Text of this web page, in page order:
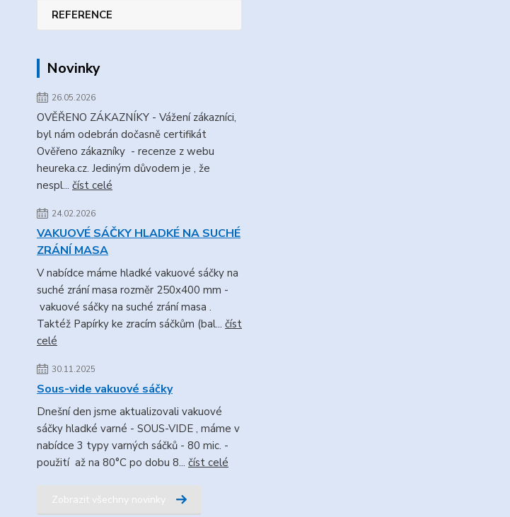
REFERENCE
Novinky
26.05.2026
OVĚŘENO ZÁKAZNÍKY - Vážení zákazníci,
byl nám odebrán dočasně certifikát
Ověřeno zákazníky - recenze z webu
heureka.cz. Jediným důvodem je , že
nespl... číst celé
24.02.2026
VAKUOVÉ SÁČKY HLADKÉ NA SUCHÉ
ZRÁNÍ MASA
V nabídce máme hladké vakuové sáčky na
suché zrání masa rozměr 250x400 mm -
vakuové sáčky na suché zrání masa .
Taktéž Papírky ke zracím sáčkům (bal... číst
celé
30.11.2025
Sous-vide vakuové sáčky
Dnešní den jsme aktualizovali vakuové
sáčky hladké varné - SOUS-VIDE , máme v
nabídce 3 typy varných sáčků - 80 mic. -
použití až na 80°C po dobu 8... číst celé
Zobrazit všechny novinky